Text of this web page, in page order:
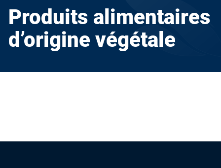
Produits alimentaires
d’origine végétale